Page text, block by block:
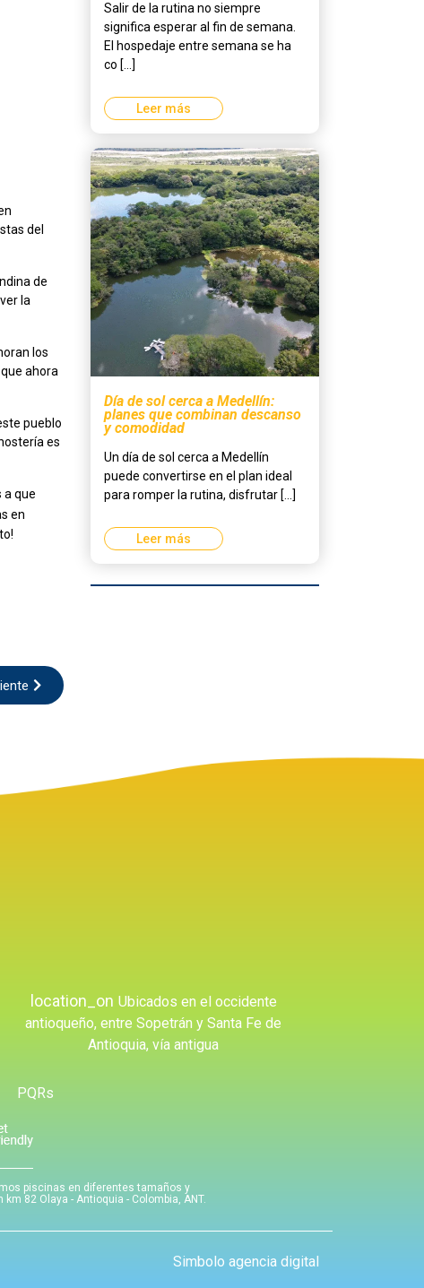
del
de
la
los
ahora
pueblo
es
a que
en
Salir de la rutina no siempre
significa esperar al fin de semana.
El hospedaje entre semana se ha
co [...]
Leer más
Día de sol cerca a Medellín:
planes que combinan descanso
y comodidad
Un día de sol cerca a Medellín
puede convertirse en el plan ideal
para romper la rutina, disfrutar [...]
Leer más
location_on Ubicados en el occidente
antioqueño, entre Sopetrán y Santa Fe de
Antioquia, vía antigua
PQRs
piscinas en diferentes tamaños y
82 Olaya - Antioquia - Colombia, ANT.
Simbolo agencia digital